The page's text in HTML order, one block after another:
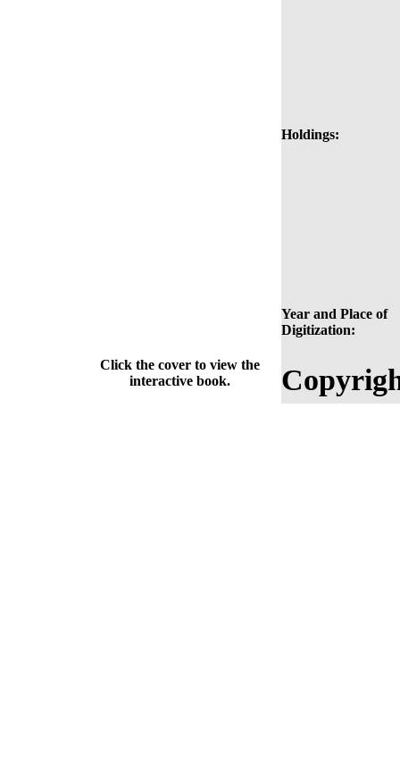
Holdings:
Year and Place of
Digitization:
Click the cover to view the
interactive book.